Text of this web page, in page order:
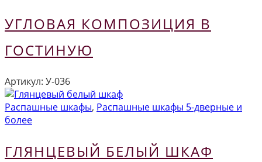
УГЛОВАЯ КОМПОЗИЦИЯ В
ГОСТИНУЮ
Артикул: У-036
Распашные шкафы, Распашные шкафы 5-дверные и
более
ГЛЯНЦЕВЫЙ БЕЛЫЙ ШКАФ